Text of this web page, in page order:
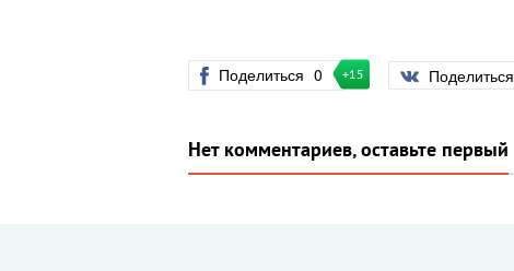
Поделиться 0 +15 Поделиться
Нет комментариев, оставьте первый